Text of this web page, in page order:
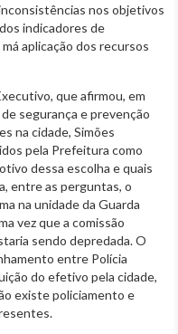
nos objetivos
indicadores de
aplicação dos recursos
que afirmou, em
segurança e prevenção
na cidade, Simões
pela Prefeitura como
dessa escolha e quais
entre as perguntas, o
na unidade da Guarda
vez que a comissão
sendo depredada. O
entre Polícia
do efetivo pela cidade,
existe policiamento e